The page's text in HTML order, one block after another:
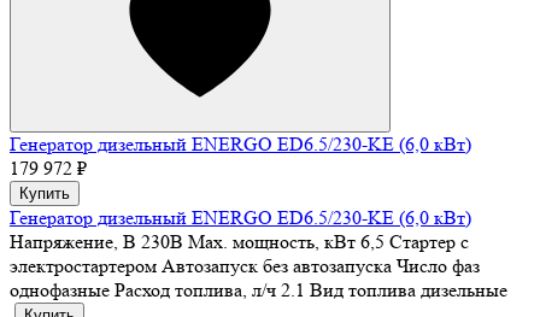
Генератор дизельный ENERGO ED6.5/230-KE (6,0 кВт)
179 972 ₽
Купить
Генератор дизельный ENERGO ED6.5/230-KE (6,0 кВт)
Напряжение, В 230В Max. мощность, кВт 6,5 Стартер с
электростартером Автозапуск без автозапуска Число фаз
однофазные Расход топлива, л/ч 2.1 Вид топлива дизельные